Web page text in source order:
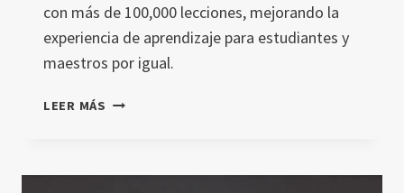
con más de 100,000 lecciones, mejorando la
experiencia de aprendizaje para estudiantes y
maestros por igual.
LEER MÁS KHANMIGO: